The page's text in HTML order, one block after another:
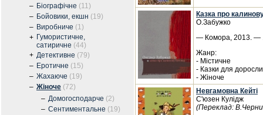
– Біографічне (11)
– Бойовики, екшн (19)
– Виробниче (1)
+ Гумористичне,
сатиричне (44)
+ Детективне (79)
– Еротичне (15)
– Жахаюче (19)
– Жіноче (72)
– Домогосподарче (2)
– Сентиментальне (19)
Казка про
О.Забужко
— Комора, 2013. —
Жанр:
- Містичне
- Казки для
- Жіноче
Невгамовна Кейті
С'юзен Кулідж
(Переклад: